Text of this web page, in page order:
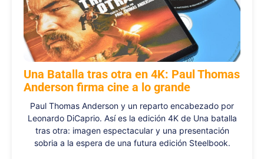
Una Batalla tras otra en 4K: Paul Thomas
Anderson firma cine a lo grande
Paul Thomas Anderson y un reparto encabezado por
Leonardo DiCaprio. Así es la edición 4K de Una batalla
tras otra: imagen espectacular y una presentación
sobria a la espera de una futura edición Steelbook.